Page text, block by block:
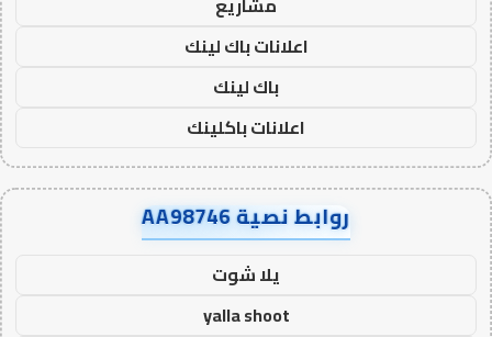
اعلانات باك لينك
باك لينك
اعلانات باكلينك
روابط نصية AA98746
يلا شوت
yalla shoot